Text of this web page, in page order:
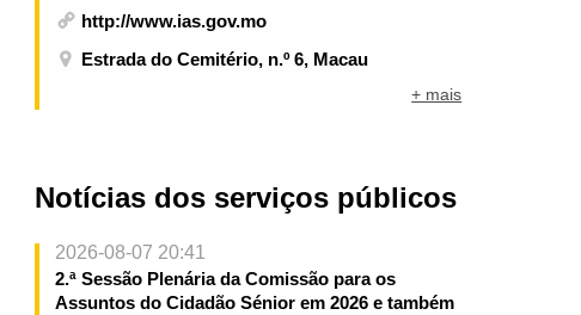
http://www.ias.gov.mo
Estrada do Cemitério, n.º 6, Macau
+ mais
Notícias dos serviços públicos
2026-08-07 20:41
2.ª Sessão Plenária da Comissão para os
Assuntos do Cidadão Sénior em 2026 e também